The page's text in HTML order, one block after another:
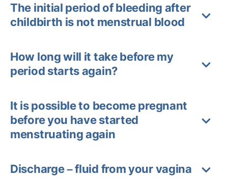
The initial period of bleeding after
childbirth is not menstrual blood
How long will it take before my
period starts again?
It is possible to become pregnant
before you have started
menstruating again
Discharge – fluid from your vagina